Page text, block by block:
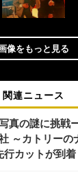
像をもっと見る
関連ニュース
真の謎に挑戦
～カトリー
行カットが到着